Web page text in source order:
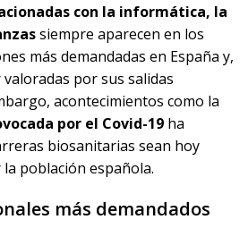
con la informática, la
siempre aparecen en los
más demandadas en España y,
por sus salidas
acontecimientos como la
por el Covid-19 ha
biosanitarias sean hoy
población española.
más demandados